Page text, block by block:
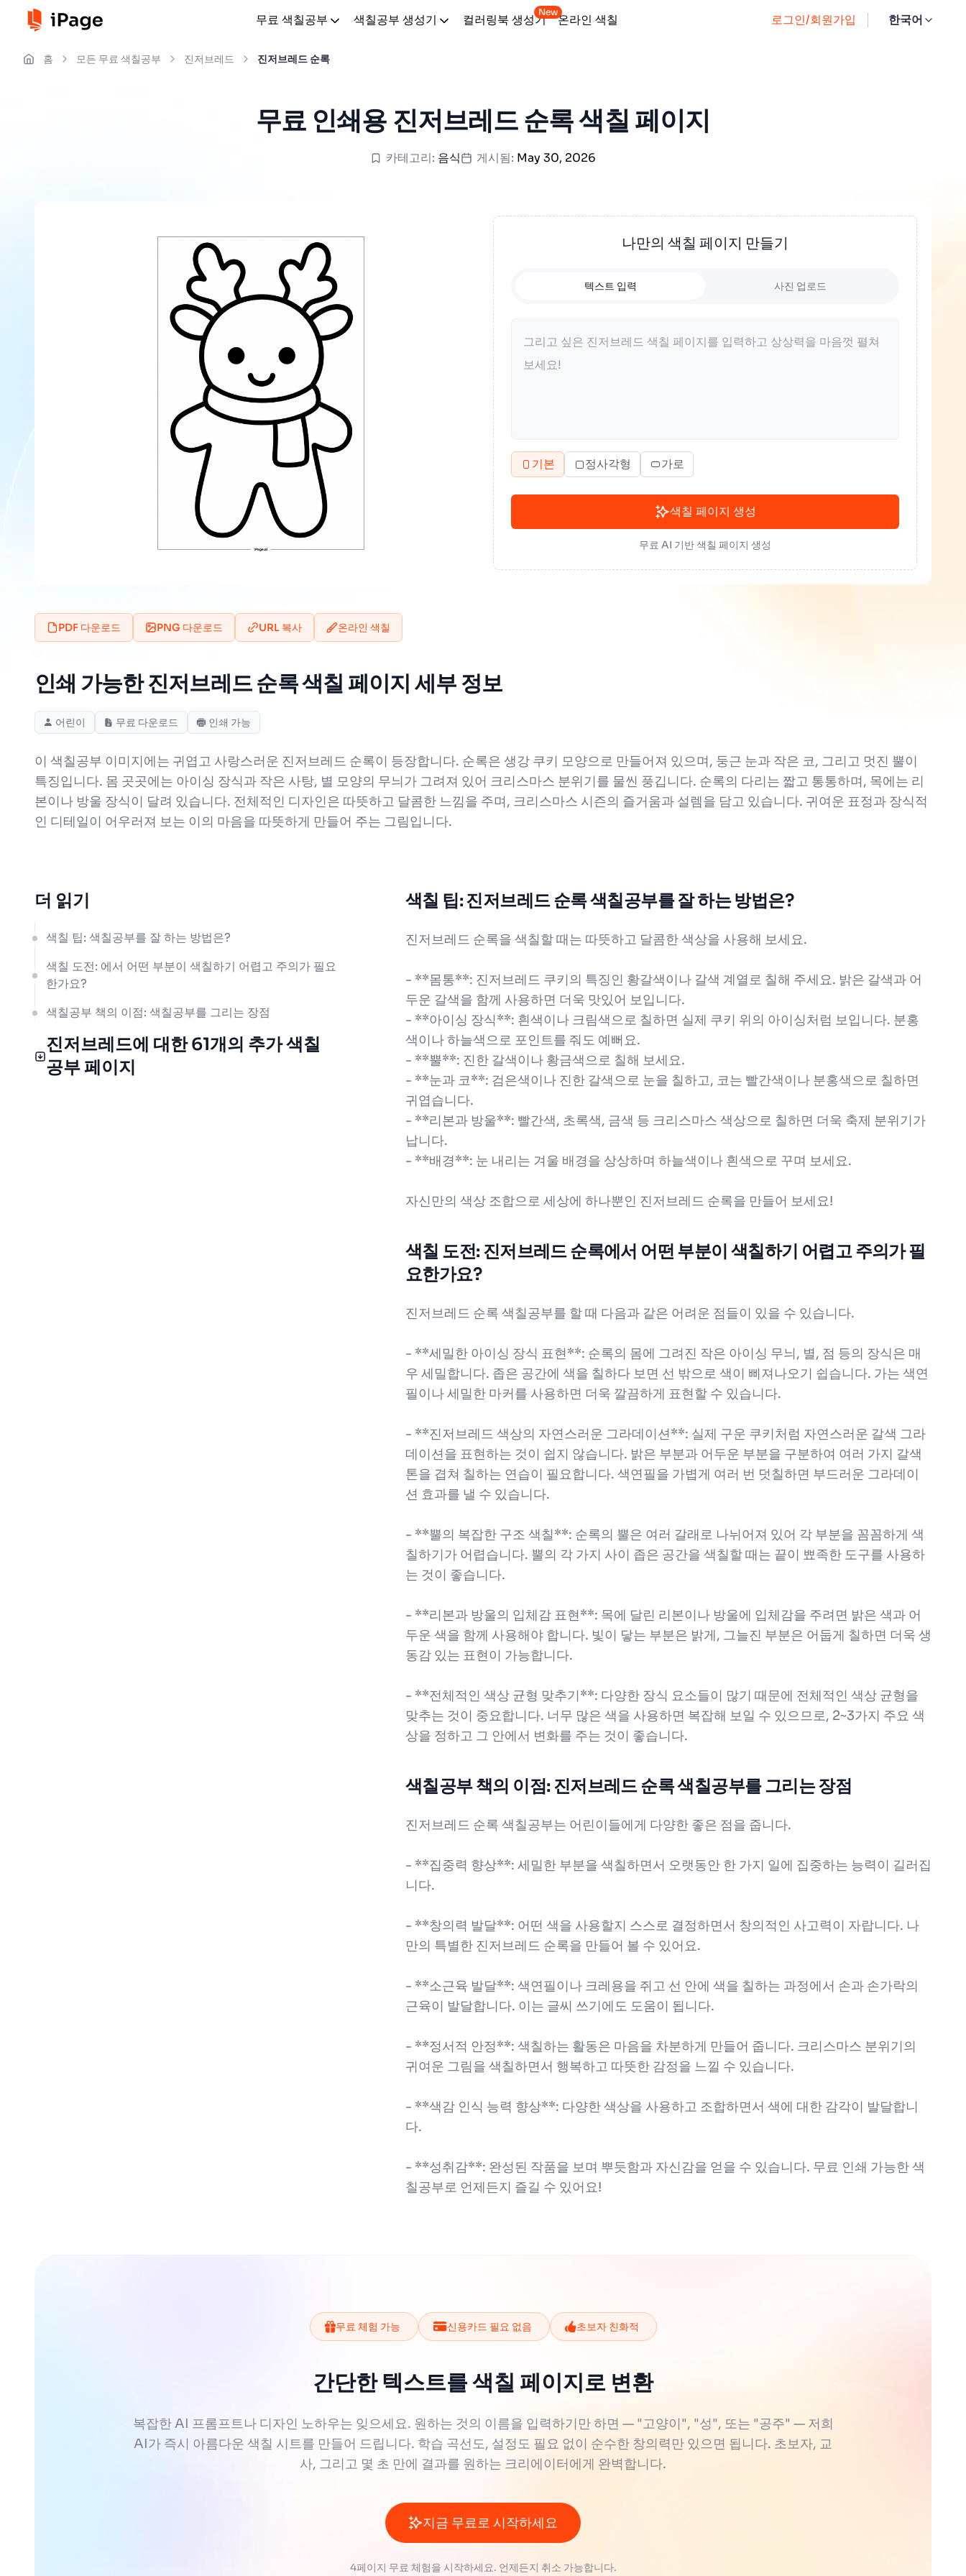
로그인/회원가입 한국어
무료 색칠공부 색칠공부 생성기 컬러링북 생성기
New
온라인 색칠
홈 모든 무료 색칠공부 진저브레드 진저브레드 순록
무료 인쇄용 진저브레드 순록 색칠 페이지
카테고리: 음식 게시됨: May 30, 2026
나만의 색칠 페이지 만들기
텍스트 입력 사진 업로드
기본 정사각형 가로
색칠 페이지 생성
무료 AI 기반 색칠 페이지 생성
PDF 다운로드 PNG 다운로드 URL 복사 온라인 색칠
인쇄 가능한 진저브레드 순록 색칠 페이지 세부 정보
어린이 무료 다운로드 인쇄 가능
이 색칠공부 이미지에는 귀엽고 사랑스러운 진저브레드 순록이 등장합니다. 순록은 생강 쿠키 모양으로 만들어져 있으며, 둥근 눈과 작은 코, 그리고 멋진 뿔이
특징입니다. 몸 곳곳에는 아이싱 장식과 작은 사탕, 별 모양의 무늬가 그려져 있어 크리스마스 분위기를 물씬 풍깁니다. 순록의 다리는 짧고 통통하며, 목에는 리
본이나 방울 장식이 달려 있습니다. 전체적인 디자인은 따뜻하고 달콤한 느낌을 주며, 크리스마스 시즌의 즐거움과 설렘을 담고 있습니다. 귀여운 표정과 장식적
인 디테일이 어우러져 보는 이의 마음을 따뜻하게 만들어 주는 그림입니다.
더 읽기
색칠 팁: 색칠공부를 잘 하는 방법은?
색칠 도전: 에서 어떤 부분이 색칠하기 어렵고 주의가 필요
한가요?
색칠공부 책의 이점: 색칠공부를 그리는 장점
진저브레드에 대한 61개의 추가 색칠
공부 페이지
색칠 팁: 진저브레드 순록 색칠공부를 잘 하는 방법은?
진저브레드 순록을 색칠할 때는 따뜻하고 달콤한 색상을 사용해 보세요.
- **몸통**: 진저브레드 쿠키의 특징인 황갈색이나 갈색 계열로 칠해 주세요. 밝은 갈색과 어
두운 갈색을 함께 사용하면 더욱 맛있어 보입니다.
- **아이싱 장식**: 흰색이나 크림색으로 칠하면 실제 쿠키 위의 아이싱처럼 보입니다. 분홍
색이나 하늘색으로 포인트를 줘도 예뻐요.
- **뿔**: 진한 갈색이나 황금색으로 칠해 보세요.
- **눈과 코**: 검은색이나 진한 갈색으로 눈을 칠하고, 코는 빨간색이나 분홍색으로 칠하면
귀엽습니다.
- **리본과 방울**: 빨간색, 초록색, 금색 등 크리스마스 색상으로 칠하면 더욱 축제 분위기가
납니다.
- **배경**: 눈 내리는 겨울 배경을 상상하며 하늘색이나 흰색으로 꾸며 보세요.
자신만의 색상 조합으로 세상에 하나뿐인 진저브레드 순록을 만들어 보세요!
색칠 도전: 진저브레드 순록에서 어떤 부분이 색칠하기 어렵고 주의가 필
요한가요?
진저브레드 순록 색칠공부를 할 때 다음과 같은 어려운 점들이 있을 수 있습니다.
- **세밀한 아이싱 장식 표현**: 순록의 몸에 그려진 작은 아이싱 무늬, 별, 점 등의 장식은 매
우 세밀합니다. 좁은 공간에 색을 칠하다 보면 선 밖으로 색이 삐져나오기 쉽습니다. 가는 색연
필이나 세밀한 마커를 사용하면 더욱 깔끔하게 표현할 수 있습니다.
- **진저브레드 색상의 자연스러운 그라데이션**: 실제 구운 쿠키처럼 자연스러운 갈색 그라
데이션을 표현하는 것이 쉽지 않습니다. 밝은 부분과 어두운 부분을 구분하여 여러 가지 갈색
톤을 겹쳐 칠하는 연습이 필요합니다. 색연필을 가볍게 여러 번 덧칠하면 부드러운 그라데이
션 효과를 낼 수 있습니다.
- **뿔의 복잡한 구조 색칠**: 순록의 뿔은 여러 갈래로 나뉘어져 있어 각 부분을 꼼꼼하게 색
칠하기가 어렵습니다. 뿔의 각 가지 사이 좁은 공간을 색칠할 때는 끝이 뾰족한 도구를 사용하
는 것이 좋습니다.
- **리본과 방울의 입체감 표현**: 목에 달린 리본이나 방울에 입체감을 주려면 밝은 색과 어
두운 색을 함께 사용해야 합니다. 빛이 닿는 부분은 밝게, 그늘진 부분은 어둡게 칠하면 더욱 생
동감 있는 표현이 가능합니다.
- **전체적인 색상 균형 맞추기**: 다양한 장식 요소들이 많기 때문에 전체적인 색상 균형을
맞추는 것이 중요합니다. 너무 많은 색을 사용하면 복잡해 보일 수 있으므로, 2~3가지 주요 색
상을 정하고 그 안에서 변화를 주는 것이 좋습니다.
색칠공부 책의 이점: 진저브레드 순록 색칠공부를 그리는 장점
진저브레드 순록 색칠공부는 어린이들에게 다양한 좋은 점을 줍니다.
- **집중력 향상**: 세밀한 부분을 색칠하면서 오랫동안 한 가지 일에 집중하는 능력이 길러집
니다.
- **창의력 발달**: 어떤 색을 사용할지 스스로 결정하면서 창의적인 사고력이 자랍니다. 나
만의 특별한 진저브레드 순록을 만들어 볼 수 있어요.
- **소근육 발달**: 색연필이나 크레용을 쥐고 선 안에 색을 칠하는 과정에서 손과 손가락의
근육이 발달합니다. 이는 글씨 쓰기에도 도움이 됩니다.
- **정서적 안정**: 색칠하는 활동은 마음을 차분하게 만들어 줍니다. 크리스마스 분위기의
귀여운 그림을 색칠하면서 행복하고 따뜻한 감정을 느낄 수 있습니다.
- **색감 인식 능력 향상**: 다양한 색상을 사용하고 조합하면서 색에 대한 감각이 발달합니
다.
- **성취감**: 완성된 작품을 보며 뿌듯함과 자신감을 얻을 수 있습니다. 무료 인쇄 가능한 색
칠공부로 언제든지 즐길 수 있어요!
무료 체험 가능 신용카드 필요 없음 초보자 친화적
간단한 텍스트를 색칠 페이지로 변환
복잡한 AI 프롬프트나 디자인 노하우는 잊으세요. 원하는 것의 이름을 입력하기만 하면 — "고양이", "성", 또는 "공주" — 저희
AI가 즉시 아름다운 색칠 시트를 만들어 드립니다. 학습 곡선도, 설정도 필요 없이 순수한 창의력만 있으면 됩니다. 초보자, 교
사, 그리고 몇 초 만에 결과를 원하는 크리에이터에게 완벽합니다.
지금 무료로 시작하세요
4페이지 무료 체험을 시작하세요. 언제든지 취소 가능합니다.